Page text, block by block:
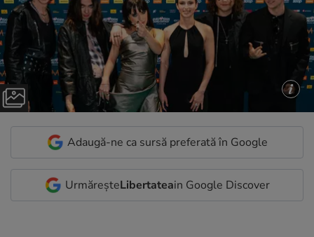
Adaugă-ne ca sursă preferată în Google
UrmăreșteLibertateain Google Discover